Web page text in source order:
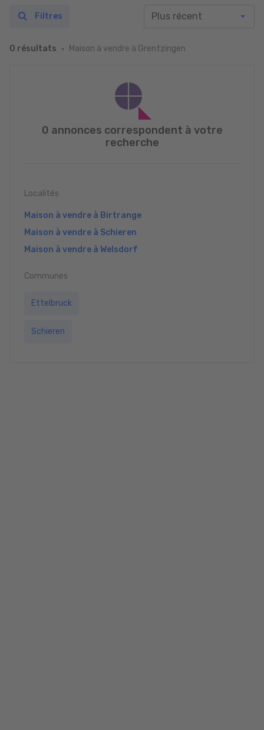
0 résultats Maison à vendre à Grentzingen
Filtres
0 annonces correspondent à votre
recherche
Localités
Maison à vendre à Birtrange
Maison à vendre à Schieren
Maison à vendre à Welsdorf
Communes
Ettelbruck
Schieren